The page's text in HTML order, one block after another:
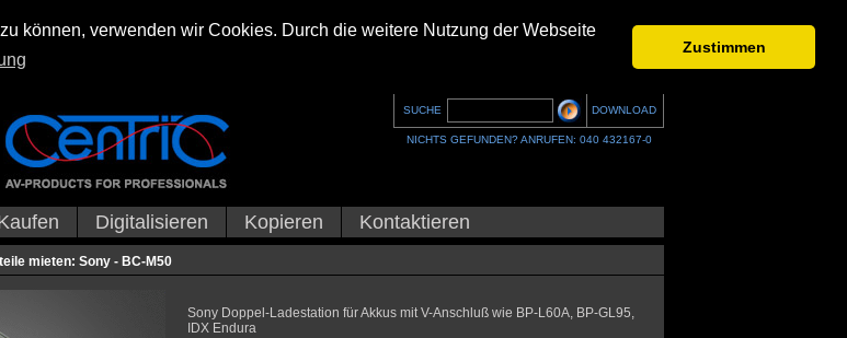
können, verwenden wir Cookies. Durch die weitere Nutzung der Webseite
Zustimmen
SUCHE DOWNLOAD
NICHTS GEFUNDEN? ANRUFEN: 040 432167-0
Digitalisieren Kopieren Kontaktieren
mieten: Sony - BC-M50
Sony Doppel-Ladestation für Akkus mit V-Anschluß wie BP-L60A, BP-GL95,
IDX Endura